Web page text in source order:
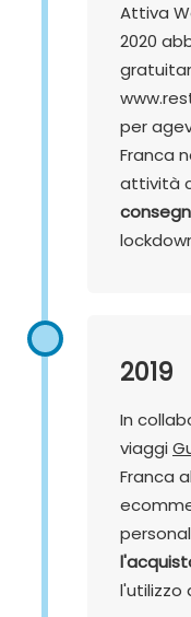
Attiva
2020
per
Franca
attività
2019
In
viaggi
Franca
l'utilizzo